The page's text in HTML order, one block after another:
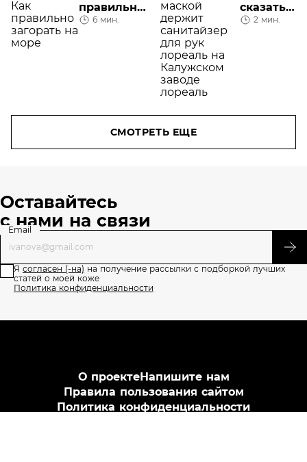
правильно
загорать
6 мин.
сказать
врачам
2 мин.
СМОТРЕТЬ ЕЩЕ
Оставайтесь
с нами на связи
Email
Я согласен (-на) на получение рассылки с подборкой лучших
статей о моей коже
Политика конфиденциальности
О проектеНапишите нам
Правила пользования сайтом
Политика конфиденциальности